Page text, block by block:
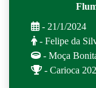
- 21/1/2024
- Felipe da
- Moça
- Carioca